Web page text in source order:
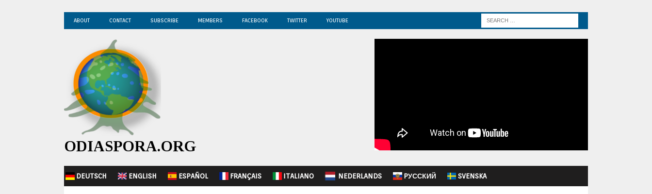
ABOUT CONTACT SUBSCRIBE MEMBERS FACEBOOK TWITTER YOUTUBE
ODIASPORA.ORG
DEUTSCH ENGLISH ESPAÑOL FRANÇAIS ITALIANO NEDERLANDS PУССКИЙ SVENSKA